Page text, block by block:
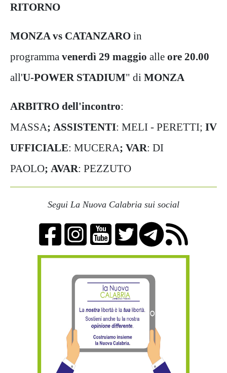
RITORNO
MONZA vs CATANZARO in
programma venerdì 29 maggio alle ore 20.00
all'U-POWER STADIUM" di MONZA
ARBITRO dell'incontro:
MASSA; ASSISTENTI: MELI - PERETTI; IV
UFFICIALE: MUCERA; VAR: DI
PAOLO; AVAR: PEZZUTO
Segui La Nuova Calabria sui social